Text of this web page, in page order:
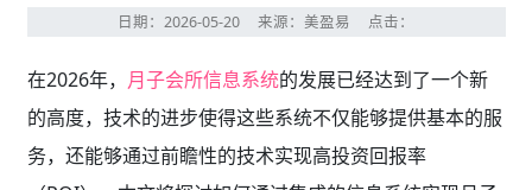
日期：2026-05-20 来源：美盈易 点击：
在2026年， 月子会所信息系统的发展已经达到了一个新
的高度，技术的进步使得这些系统不仅能够提供基本的服
务，还能够通过前瞻性的技术实现高投资回报率